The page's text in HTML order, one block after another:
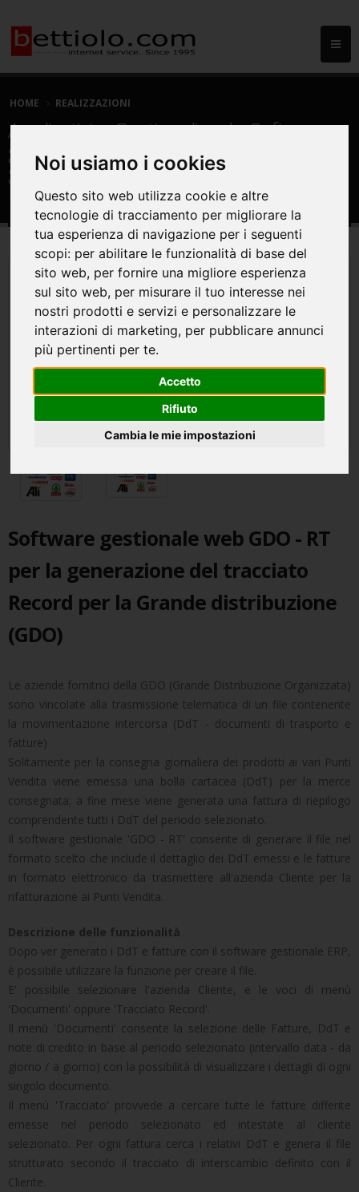
Noi usiamo i cookies
Questo sito web utilizza cookie e altre
tecnologie di tracciamento per migliorare la
tua esperienza di navigazione per i seguenti
scopi: per abilitare le funzionalità di base del
sito web, per fornire una migliore esperienza
sul sito web, per misurare il tuo interesse nei
nostri prodotti e servizi e personalizzare le
interazioni di marketing, per pubblicare annunci
più pertinenti per te.
Accetto
Rifiuto
Cambia le mie impostazioni
HOME REALIZZAZIONI
Applicativi e Gestionali web: Software
gestionale web GDO RT per la
generazione del tracciato Record per
la Grande distribuzione (GDO)
Software gestionale web GDO - RT
per la generazione del tracciato
Record per la Grande distribuzione
(GDO)
Le aziende fornitrici della GDO (Grande Distribuzione Organizzata)
sono vincolate alla trasmissione telematica di un file contenente
la movimentazione intercorsa (DdT - documenti di trasporto e
fatture)
Solitamente per la consegna giornaliera dei prodotti ai vari Punti
Vendita viene emessa una bolla cartacea (DdT) per la merce
consegnata; a fine mese viene generata una fattura di riepilogo
comprendente tutti i DdT del periodo selezionato.
Il software gestionale 'GDO - RT' consente di generare il file nel
formato scelto che include il dettaglio dei DdT emessi e le fatture
in formato elettronico da trasmettere all'azienda Cliente per la
rifatturazione ai Punti Vendita.
Descrizione delle funzionalità
Dopo ver generato i DdT e fatture con il software gestionale ERP,
è possibile utilizzare la funzione per creare il file.
E' possibile selezionare l'azienda Cliente, e le voci di menù
'Documenti' oppure 'Tracciato Record'.
Il menù 'Documenti' consente la selezione delle Fatture, DdT e
note di credito in base al periodo selezionato (intervallo data - da
giorno / a giorno) con la possibilità di visualizzare i dettagli di ogni
singolo documento.
Il menù 'Tracciato' provvede a cercare tutte le fatture differite
emesse nel periodo selezionato ed intestate al cliente
selezionato. Per ogni fattura cerca i relativi DdT e genera il file
strutturato secondo il tracciato di interscambio definito con il
Cliente.